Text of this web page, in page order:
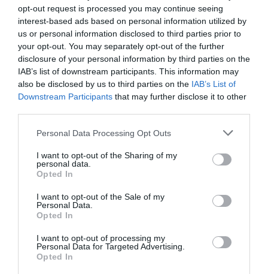
opt-out request is processed you may continue seeing
interest-based ads based on personal information utilized by
us or personal information disclosed to third parties prior to
your opt-out. You may separately opt-out of the further
disclosure of your personal information by third parties on the
IAB’s list of downstream participants. This information may
also be disclosed by us to third parties on the IAB’s List of
Downstream Participants that may further disclose it to other
Personal Data Processing Opt Outs
I want to opt-out of the Sharing of my
personal data.
Opted In
I want to opt-out of the Sale of my
Personal Data.
Opted In
I want to opt-out of processing my
Personal Data for Targeted Advertising.
Opted In
Ολύμπια
Μακμπέθ, της
Κατερίνας
Γιώργο Γάλλο &
Καραμπέτη στο
Θέατρο Βασιλάκου
32οι Πλοές – Το
Αίνιγμα της Εικόνας:
Ίδρυμα Π. & Μ.